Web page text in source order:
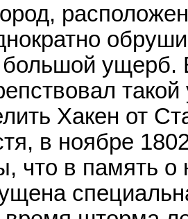
ущерб.
Хакен от
в ноябре
что в память о